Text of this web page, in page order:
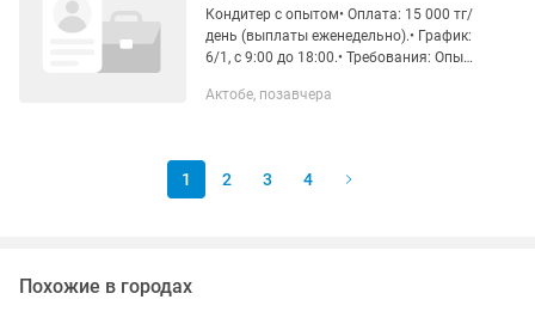
Кондитер с опытом• Оплата: 15 000 тг/
день (выплаты еженедельно).• График:
6/1, с 9:00 до 18:00.• Требования: Опыт
скорость.• Контакты: +
Актобе, позавчера
1 2 3 4
Похожие в городах